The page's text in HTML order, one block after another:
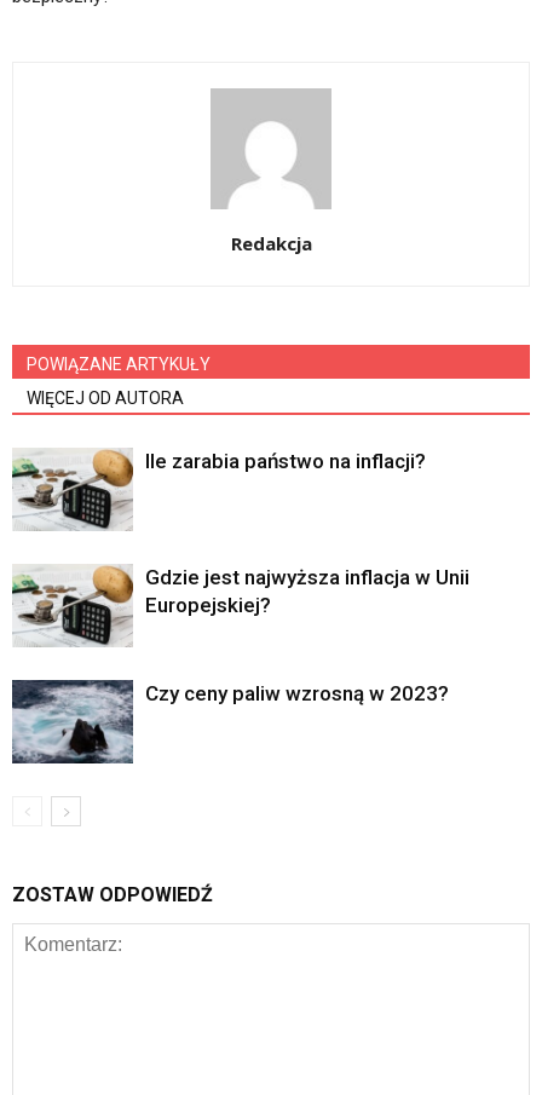
Redakcja
POWIĄZANE ARTYKUŁY
WIĘCEJ OD AUTORA
Ile zarabia państwo na inflacji?
Gdzie jest najwyższa inflacja w Unii
Europejskiej?
Czy ceny paliw wzrosną w 2023?
ZOSTAW ODPOWIEDŹ